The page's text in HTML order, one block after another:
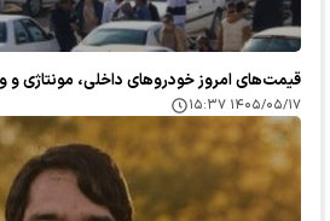
قیمت‌های امروز خودرو‌های داخلی، مونتاژی و
۱۴۰۵/۰۵/۱۷ ۱۵:۳۷